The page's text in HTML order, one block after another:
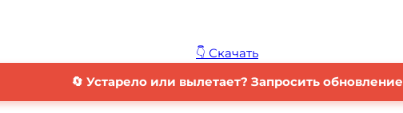
👇 Скачать
🔄 Устарело или вылетает? Запросить обновление